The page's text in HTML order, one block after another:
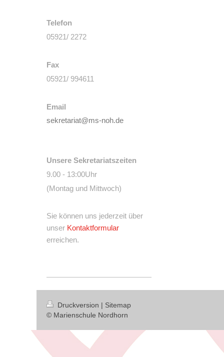
Telefon
05921/ 2272
Fax
05921/ 994611
Email
sekretariat@ms-noh.de
Unsere Sekretariatszeiten
9.00 - 13:00Uhr
(Montag und Mittwoch)
Sie können uns jederzeit über
unser Kontaktformular
erreichen.
Druckversion | Sitemap
© Marienschule Nordhorn